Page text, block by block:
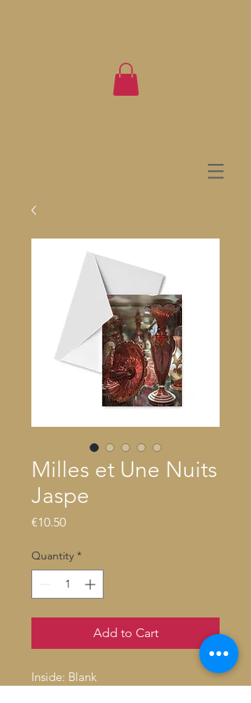
Milles et Une Nuits
Jaspe
€10.50Price
Quantity *
Add to Cart
Inside: Blank